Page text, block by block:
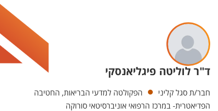
ד"ר לוליטה פיגליאנסקי
יחידות
חבר/ת סגל קליני
הפקולטה למדעי הבריאות, החטיבה
הפדיאטרית- במרכז הרפואי אוניברסיטאי סורוקה